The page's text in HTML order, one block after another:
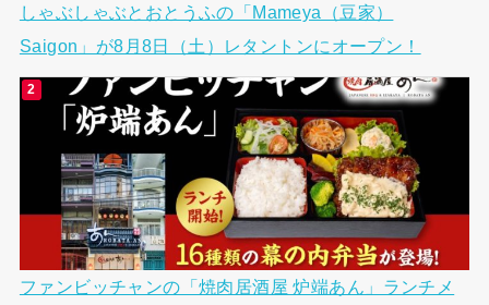
しゃぶしゃぶとおとうふの「Mameya（豆家）
Saigon」が8月8日（土）レタントンにオープン！
ファンビッチャンの「焼肉居酒屋 炉端あん」ランチメ